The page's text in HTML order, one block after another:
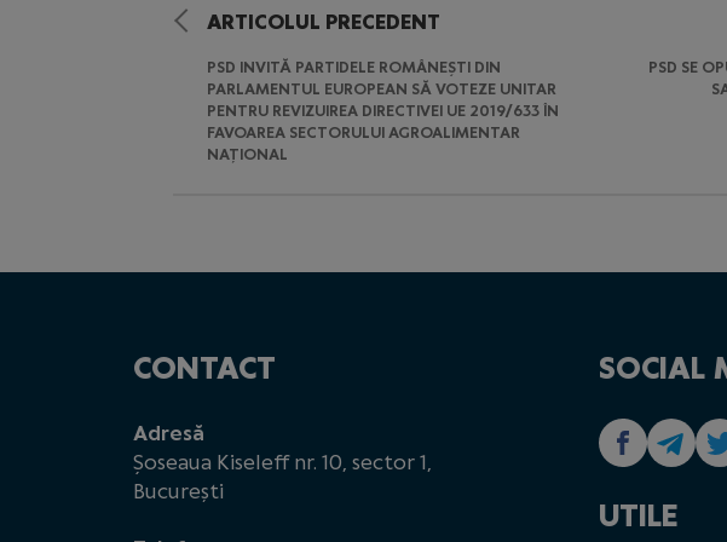
ARTICOLUL PRECEDENT
PSD INVITĂ PARTIDELE ROMÂNEȘTI DIN
PARLAMENTUL EUROPEAN SĂ VOTEZE UNITAR
PENTRU REVIZUIREA DIRECTIVEI UE 2019/633 ÎN
FAVOAREA SECTORULUI AGROALIMENTAR
NAȚIONAL
PSD SE
CONTACT
Adresă
Șoseaua Kiseleff nr. 10, sector 1,
București
SOCIAL
UTILE